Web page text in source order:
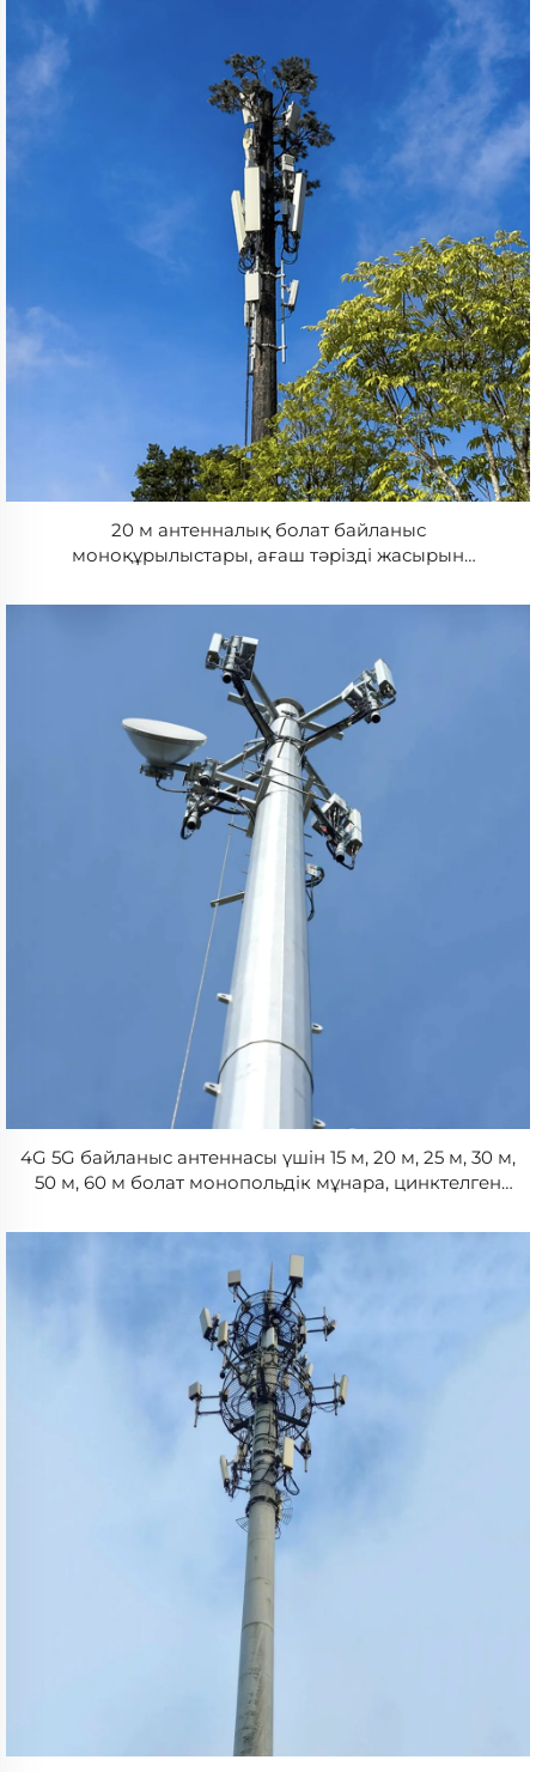
20 м антенналық болат байланыс
моноқұрылыстары, ағаш тәрізді жасырын
4G 5G байланыс антеннасы үшін 15 м, 20 м, 25 м, 30 м,
50 м, 60 м болат монопольдік мұнара, цинктелген